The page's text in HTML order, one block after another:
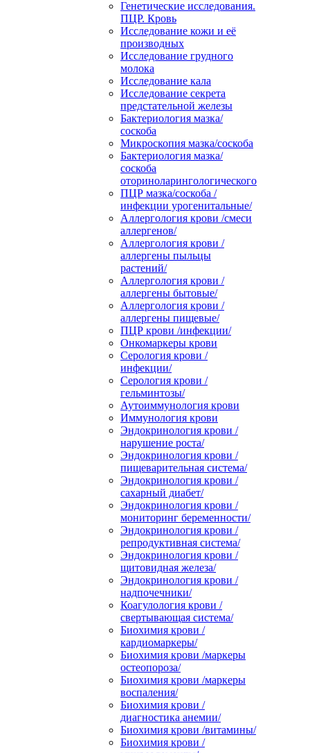
Генетические исследования.
ПЦР. Кровь
Исследование кожи и её
производных
Исследование грудного
молока
Исследование кала
Исследование секрета
предстательной железы
Бактериология мазка/
соскоба
Микроскопия мазка/соскоба
Бактериология мазка/
соскоба
оториноларингологического
ПЦР мазка/соскоба /
инфекции урогенитальные/
Аллергология крови /смеси
аллергенов/
Аллергология крови /
аллергены пыльцы
растений/
Аллергология крови /
аллергены бытовые/
Аллергология крови /
аллергены пищевые/
ПЦР крови /инфекции/
Онкомаркеры крови
Серология крови /
инфекции/
Серология крови /
гельминтозы/
Аутоиммунология крови
Иммунология крови
Эндокринология крови /
нарушение роста/
Эндокринология крови /
пищеварительная система/
Эндокринология крови /
сахарный диабет/
Эндокринология крови /
мониторинг беременности/
Эндокринология крови /
репродуктивная система/
Эндокринология крови /
щитовидная железа/
Эндокринология крови /
надпочечники/
Коагулология крови /
свертывающая система/
Биохимия крови /
кардиомаркеры/
Биохимия крови /маркеры
остеопороза/
Биохимия крови /маркеры
воспаления/
Биохимия крови /
диагностика анемии/
Биохимия крови /витамины/
Биохимия крови /